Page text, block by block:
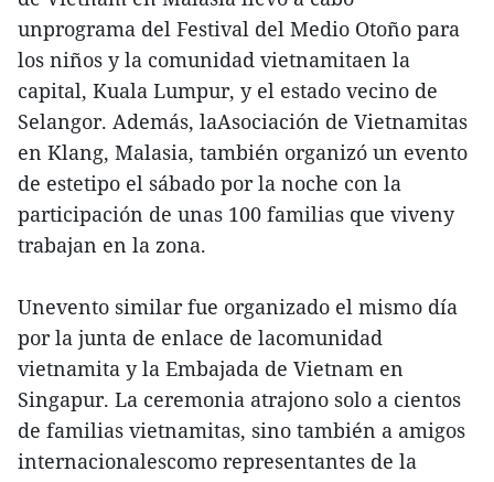
unprograma del Festival del Medio Otoño para
los niños y la comunidad vietnamitaen la
capital, Kuala Lumpur, y el estado vecino de
Selangor. Además, laAsociación de Vietnamitas
en Klang, Malasia, también organizó un evento
de estetipo el sábado por la noche con la
participación de unas 100 familias que viveny
trabajan en la zona.
Unevento similar fue organizado el mismo día
por la junta de enlace de lacomunidad
vietnamita y la Embajada de Vietnam en
Singapur. La ceremonia atrajono solo a cientos
de familias vietnamitas, sino también a amigos
internacionalescomo representantes de la